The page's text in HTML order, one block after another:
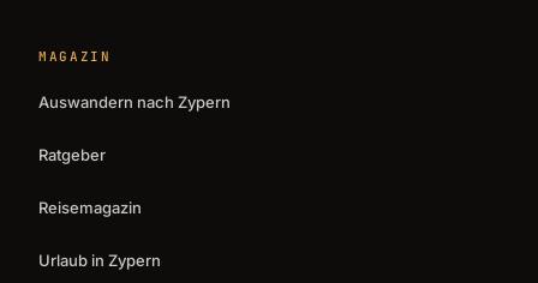
MAGAZIN
Auswandern nach Zypern
Ratgeber
Reisemagazin
Urlaub in Zypern